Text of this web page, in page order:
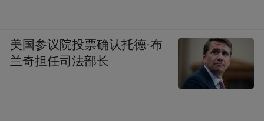
美国参议院投票确认托德·布
兰奇担任司法部长